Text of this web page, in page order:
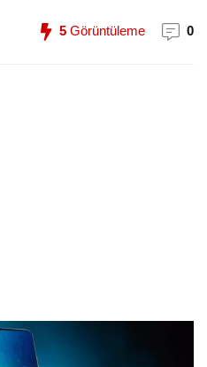
5 Görüntüleme 0